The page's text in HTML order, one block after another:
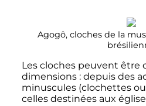
Agogô, cloches de la
Les cloches peuvent être
dimensions : depuis des
minuscules (clochettes
celles destinées aux